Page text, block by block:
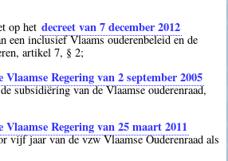
op het decreet van 7 december 2012
een inclusief Vlaams ouderenbeleid en de
artikel 7, § 2;
Vlaamse Regering van 2 september 2005
subsidiëring van de Vlaamse ouderenraad,
Vlaamse Regering van 25 maart 2011
vijf jaar van de vzw Vlaamse Ouderenraad als